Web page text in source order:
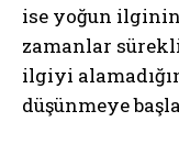
ise yoğun
zamanlar
ilgiyi
düşünmeye